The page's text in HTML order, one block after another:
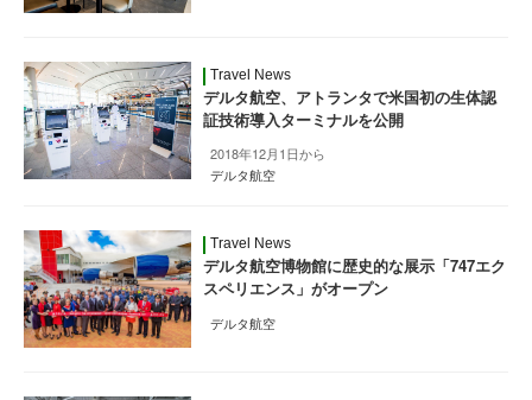
Travel News
デルタ航空、アトランタで米国初の生体認
証技術導入ターミナルを公開
2018年12月1日から
デルタ航空
Travel News
デルタ航空博物館に歴史的な展示「747エク
スペリエンス」がオープン
デルタ航空